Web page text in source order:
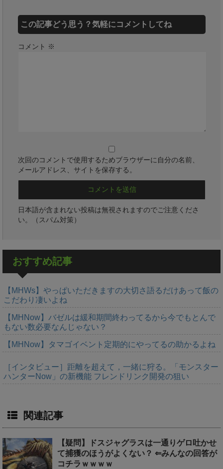
この記事どう思う？気軽にコメントしてね
コメント ※
次回のコメントで使用するためブラウザーに自分の名前、
メールアドレス、サイトを保存する。
日本語が含まれない投稿は無視されますのでご注意くださ
い。（スパム対策）
おすすめ記事
【MHWs】やっぱいただきますの大切さ語るだけあって飯の
こだわり凄いよね
【MHNow】バゼルは緩和期間終わってるから今でもとんで
もない数必要なんじゃない？
【MHNow】タマゴイベント定期的にやってるの助かるよね
［インタビュー］距離を超えて，一緒に狩る。「モンスター
ハンターNow」の新機能 フレンドリンク開発の狙い
関連記事
【疑問】ドスジャグラスは一通りゲロ吐かせ
て捕獲のほうがよくない？ ⇐みんなの回答が
コチラｗｗｗｗ